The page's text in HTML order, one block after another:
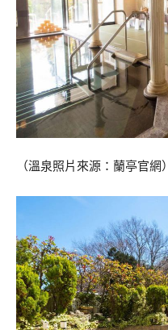
（溫泉照片來源：蘭亭官網）